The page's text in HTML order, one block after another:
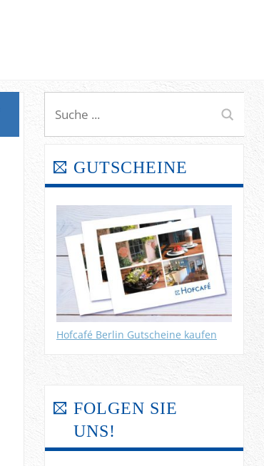
GUTSCHEINE
Hofcafé Berlin Gutscheine kaufen
FOLGEN SIE
UNS!